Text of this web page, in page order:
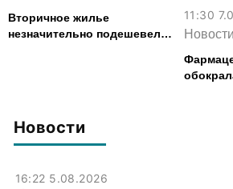
Новости
16:22 5.08.2026
Вторичное жилье
незначительно подешевело
11:30
Новости